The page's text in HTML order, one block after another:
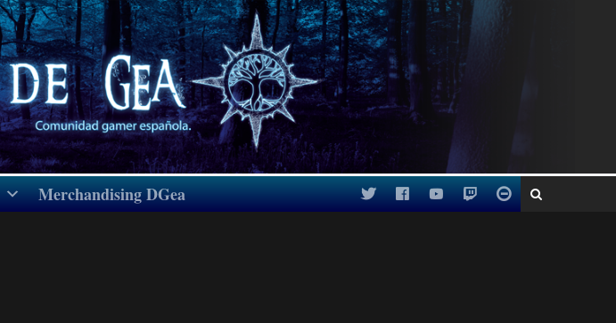
Merchandising DGea